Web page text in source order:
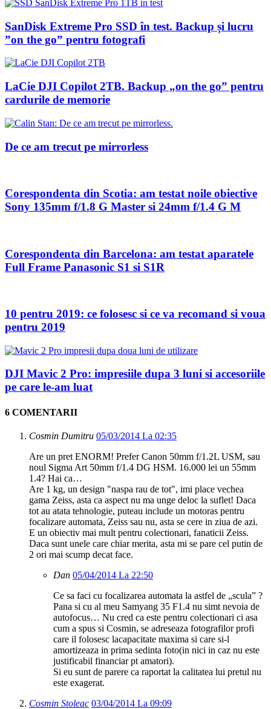
SanDisk Extreme Pro SSD în test. Backup și lucru
”on the go” pentru fotografi
LaCie DJI Copilot 2TB. Backup „on the go” pentru
cardurile de memorie
De ce am trecut pe mirrorless
Corespondenta din Scotia: am testat noile obiective
Sony 135mm f/1.8 G Master si 24mm f/1.4 G M
Corespondenta din Barcelona: am testat aparatele
Full Frame Panasonic S1 si S1R
10 pentru 2019: ce folosesc si ce va recomand si voua
pentru 2019
DJI Mavic 2 Pro: impresiile dupa 3 luni si accesoriile
pe care le-am luat
6 COMENTARII
Cosmin Dumitru 05/03/2014 La 02:35
Are un pret ENORM! Prefer Canon 50mm f/1.2L USM, sau
noul Sigma Art 50mm f/1.4 DG HSM. 16.000 lei un 55mm
1.4? Hai ca…
Are 1 kg, un design "naspa rau de tot", imi place vechea
gama Zeiss, asta ca aspect nu ma unge deloc la suflet! Daca
tot au atata tehnologie, puteau include un motoras pentru
focalizare automata, Zeiss sau nu, asta se cere in ziua de azi.
E un obiectiv mai mult pentru colectionari, fanaticii Zeiss.
Daca sunt unele care chiar merita, asta mi se pare cel putin de
2 ori mai scump decat face.
Dan 05/04/2014 La 22:50
Ce sa faci cu focalizarea automata la astfel de „scula” ?
Pana si cu al meu Samyang 35 F1.4 nu simt nevoia de
autofocus… Nu cred ca este pentru colectionari ci asa
cum a spus si Cosmin, se adreseaza fotografilor profi
care il folosesc lacapacitate maxima si care si-l
amortizeaza in prima sedinta foto(in nici in caz nu este
justificabil financiar pt amatori).
Si eu sunt de parere ca raportat la calitatea lui pretul nu
este exagerat.
Cosmin Stoleac 03/04/2014 La 09:09